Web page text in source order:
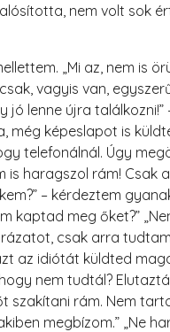
nem volt sok
„Mi az, nem is
vagyis van,
jó lenne újra találkozni!”
még képeslapot is
telefonálnál. Úgy
haragszol rám! Csak
– kérdeztem
kaptad meg őket?”
csak arra
az idiótát küldted
nem tudtál?
rám. Nem
megbízom.” „Ne